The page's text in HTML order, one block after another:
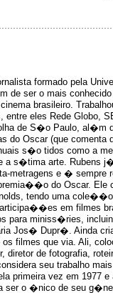
formado pela
de ser o mais
brasileiro.
eles Rede Globo,
de S�o Paulo, al�m
do Oscar (que comenta
s�o tidos como a
a s�tima arte. Rubens
metragens e � sempre
do Oscar. Ele
tendo uma
em filmes
para miniss�ries,
Jos� Dupr�. Ainda
os filmes que via. Ali,
diretor de fotografia,
seu trabalho
primeira vez em 1977 e
ser o �nico de seu